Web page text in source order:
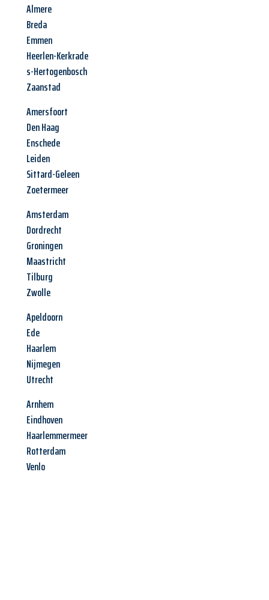
Almere
Breda
Emmen
Heerlen-Kerkrade
s-Hertogenbosch
Zaanstad
Amersfoort
Den Haag
Enschede
Leiden
Sittard-Geleen
Zoetermeer
Amsterdam
Dordrecht
Groningen
Maastricht
Tilburg
Zwolle
Apeldoorn
Ede
Haarlem
Nijmegen
Utrecht
Arnhem
Eindhoven
Haarlemmermeer
Rotterdam
Venlo